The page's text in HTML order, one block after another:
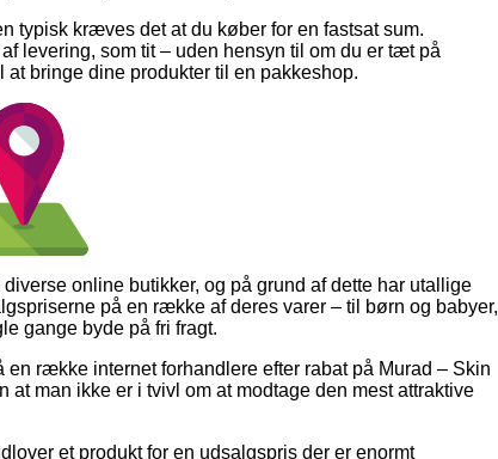
typisk kræves det at du køber for en fastsat sum.
levering, som tit – uden hensyn til om du er tæt på
bringe dine produkter til en pakkeshop.
online butikker, og på grund af dette har utallige
på en række af deres varer – til børn og babyer,
gange byde på fri fragt.
række internet forhandlere efter rabat på Murad – Skin
man ikke er i tvivl om at modtage den mest attraktive
et produkt for en udsalgspris der er enormt